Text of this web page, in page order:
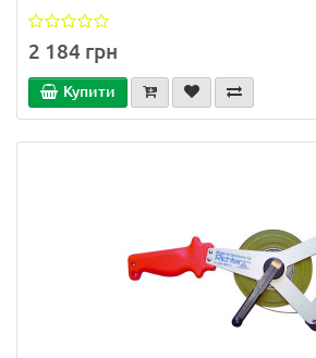
2 184 грн
Купити